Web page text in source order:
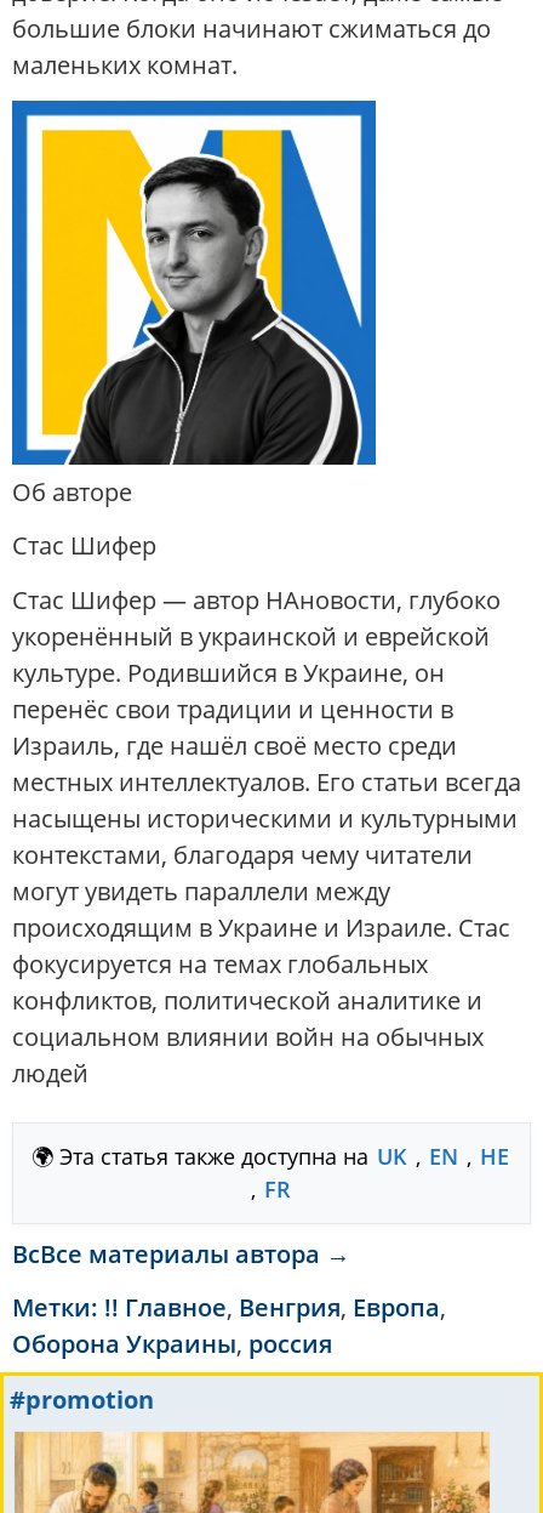
большие блоки начинают сжиматься до
маленьких комнат.
Об авторе
Стас Шифер
Стас Шифер — автор НАновости, глубоко
укоренённый в украинской и еврейской
культуре. Родившийся в Украине, он
перенёс свои традиции и ценности в
Израиль, где нашёл своё место среди
местных интеллектуалов. Его статьи всегда
насыщены историческими и культурными
контекстами, благодаря чему читатели
могут увидеть параллели между
происходящим в Украине и Израиле. Стас
фокусируется на темах глобальных
конфликтов, политической аналитике и
социальном влиянии войн на обычных
людей
🌍 Эта статья также доступна на UK , EN , HE
, FR
ВсВсе материалы автора →
Метки: !! Главное, Венгрия, Европа,
Оборона Украины, россия
#promotion